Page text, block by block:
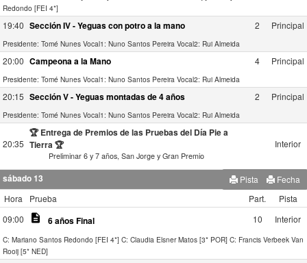
Redondo [FEI 4*]
19:40 Sección IV - Yeguas con potro a la mano 2 Principal
Presidente: Tomé Nunes Vocal1: Nuno Santos Pereira Vocal2: Rui Almeida
20:00 Campeona a la Mano 4 Principal
Presidente: Tomé Nunes Vocal1: Nuno Santos Pereira Vocal2: Rui Almeida
20:15 Sección V - Yeguas montadas de 4 años 2 Principal
Presidente: Tomé Nunes Vocal1: Nuno Santos Pereira Vocal2: Rui Almeida
20:35
🏆 Entrega de Premios de las Pruebas del Día Pie a
Tierra 🏆
Preliminar 6 y 7 años, San Jorge y Gran Premio
Interior
sábado 13 Fecha
Pista
Hora
Prueba Part.
Pista
09:00
description 6 años Final 10 Interior
C: Mariano Santos Redondo [FEI 4*] C: Claudia Elsner Matos [3* POR] C: Francis Verbeek Van
Rooij [5* NED]